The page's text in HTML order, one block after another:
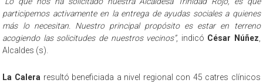
participemos activamente en la entrega de ayudas sociales a quienes
más lo necesitan. Nuestro principal propósito es estar en terreno
acogiendo las solicitudes de nuestros vecinos”, indicó César Núñez,
Alcaldes (s).
La Calera resultó beneficiada a nivel regional con 45 catres clínicos